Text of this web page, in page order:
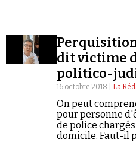
Vidéos
Émissions
Revues de
dit victime
politico-
16 octobre 2018 | La
On peut
pour personne
de police
domicile. Faut-il